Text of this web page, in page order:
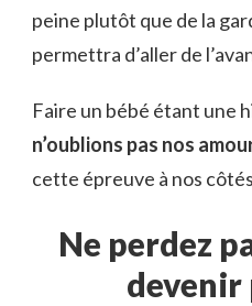
peine plutôt que de la
permettra d’aller de
Faire un bébé étant une
n’oublions pas nos
cette épreuve à nos
Ne perdez
devenir